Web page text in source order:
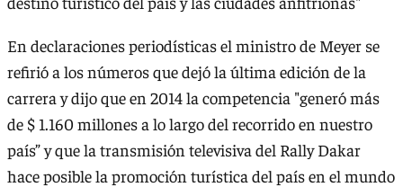
En declaraciones periodísticas el ministro de Meyer se
refirió a los números que dejó la última edición de la
carrera y dijo que en 2014 la competencia "generó más
de $ 1.160 millones a lo largo del recorrido en nuestro
país” y que la transmisión televisiva del Rally Dakar
hace posible la promoción turística del país en el mundo